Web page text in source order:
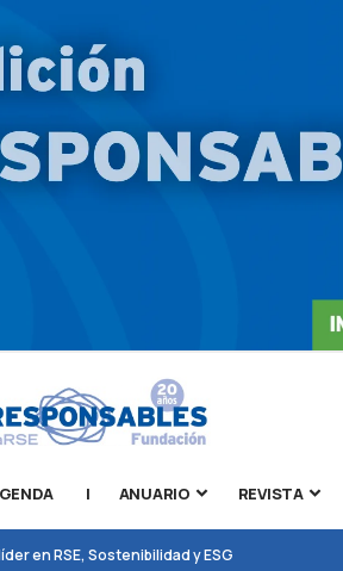
| ANUARIO REVISTA
en RSE, Sostenibilidad y ESG